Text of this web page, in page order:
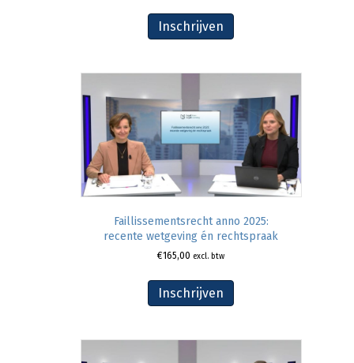
Inschrijven
Faillissementsrecht anno 2025:
recente wetgeving én rechtspraak
€165,00 excl. btw
Inschrijven